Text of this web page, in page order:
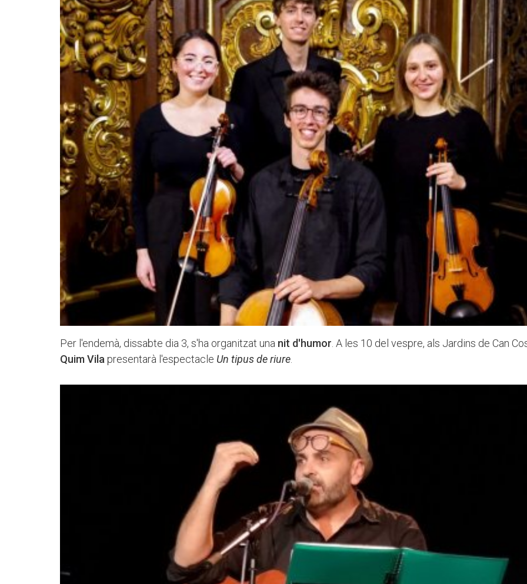
Per l'endemà, dissabte dia 3, s'ha organitzat una nit d'humor . A les 10 del vespre, als Jardins de Can
Quim Vila presentarà l'espectacle Un tipus de riure